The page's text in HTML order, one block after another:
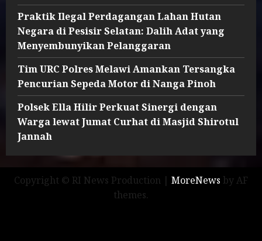
Praktik Ilegal Perdagangan Lahan Hutan
Negara di Pesisir Selatan: Dalih Adat yang
Menyembunyikan Pelanggaran
Tim URC Polres Melawi Amankan Tersangka
Pencurian Sepeda Motor di Nanga Pinoh
Polsek Ella Hilir Perkuat Sinergi dengan
Warga lewat Jumat Curhat di Masjid Shirotul
Jannah
Copyright © RI News Production | MoreNews by AF
themes.